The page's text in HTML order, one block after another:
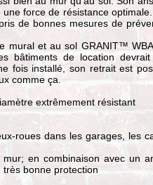
force de résistance
de bonnes mesures de
mural et au sol GRANIT™
bâtiments de location
fois installé, son retrait est
comme ça.
extrêmement résistant
roues dans les garages, les
en combinaison avec un
bonne protection